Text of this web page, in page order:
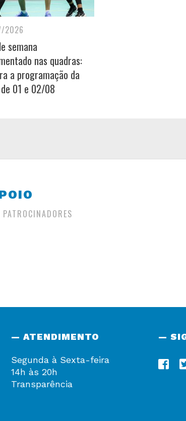
2026
semana
nas quadras:
a programação da
01 e 02/08
— ATENDIMENTO
Segunda à Sexta-feira
14h às 20h
Transparência
—